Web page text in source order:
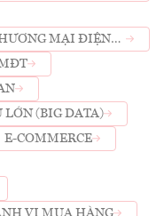
MẠI ĐIỆN
LỚN (BIG DATA)
E-COMMERCE